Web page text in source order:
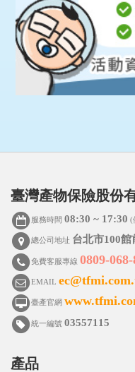
臺灣產物保險股份
服務時間08:30 ~ 17:30 (
總公司地址 台北市100館
免費客服專線0809-
EMAIL
臺產官網
統一編號03557115
產品